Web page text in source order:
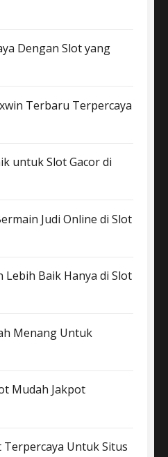
Dengan Slot yang
Terbaru Terpercaya
untuk Slot Gacor di
Judi Online di Slot
Lebih Baik Hanya di Slot
Menang Untuk
Mudah Jakpot
Untuk Situs